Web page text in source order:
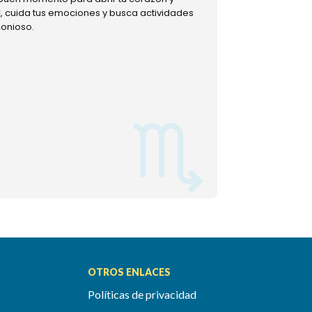
cuida tus emociones y busca actividades
OTROS ENLACES
Políticas de privacidad